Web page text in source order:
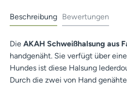
Beschreibung Bewertungen
Die AKAH Schweißhalsung aus
handgenäht. Sie verfügt über
Hundes ist diese Halsung
Durch die zwei von Hand